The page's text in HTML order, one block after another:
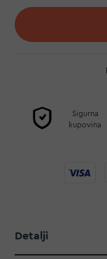
Sigurna
kupovina
Detalji